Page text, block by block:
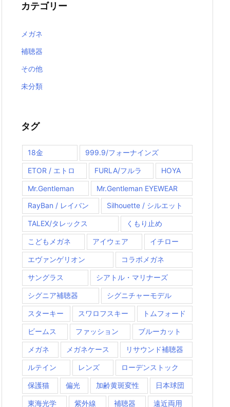
カテゴリー
メガネ
補聴器
その他
未分類
タグ
18金 999.9/フォーナインズ
ETOR / エトロ FURLA/フルラ HOYA
Mr.Gentleman
Mr.Gentleman EYEWEAR
RayBan / レイバン
Silhouette / シルエット
TALEX/タレックス くもり止め
こどもメガネ アイウェア イチロー
エヴァンゲリオン コラボメガネ
サングラス シアトル・マリナーズ
シグニア補聴器 シグニチャーモデル
スターキー スワロフスキー トムフォード
ビームス ファッション ブルーカット
メガネ メガネケース リサウンド補聴器
ルテイン レンズ ローデンストック
保護猫 偏光 加齢黄斑変性 日本球団
東海光学 紫外線 補聴器 遠近両用